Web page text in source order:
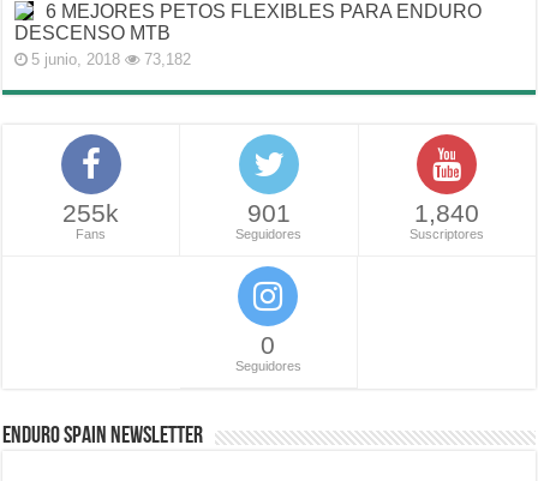
6 MEJORES PETOS FLEXIBLES PARA ENDURO
DESCENSO MTB
5 junio, 2018 73,182
255k
Fans
901
Seguidores
1,840
Suscriptores
0
Seguidores
ENDURO SPAIN NEWSLETTER